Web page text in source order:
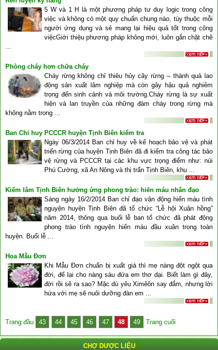
5 W và 1 H là một phương pháp tư duy logic trong công
việc và không có một quy chuẩn chung nào, tùy thuộc mỗi
người ứng dụng và sẻ mang lại hiệu quả tốt trong công
việcGiới thiệu phương pháp không mới, luôn gắn chặt chẽ
Phòng cháy hơn chữa cháy
Cháy rừng không chỉ thiêu hủy cây rừng – thành quả lao
động sản xuất lâm nghiệp mà còn gây hậu quả nghiêm
trọng đến sinh cảnh và môi trường.Cháy rừng là sự xuất
hiện và lan truyền của những đám cháy trong rừng mà
không nằm trong ...
Ban Chỉ huy PCCCR huyện Tịnh Biên kiểm tra
Ngày 06/3/2014 Ban chỉ huy về kế hoạch bảo vệ và phát
triển rừng của huyện Tịnh Biên đã đi kiểm tra công tác bảo
vệ rừng và PCCCR tại các khu vực trọng điểm như: núi
Phú Cường, xã An Nông và thị trấn Tịnh Biên, khu ...
Kiểm lâm Tịnh Biên hưởng ứng phong trào: hiến máu nhân đạo
Sáng ngày 16/2/2014 Ban chỉ đạo vận động hiến máu tình
nguyện huyện Tịnh Biên đã tổ chức “Lễ hội Xuân hồng”
năm 2014, thông qua buổi lễ ban tổ chức đã phát động
phong trào tình nguyện hiến máu đầu xuân trong toàn
huyện. Buổi lễ ...
Hoa Mẫu Đơn
Khi Mẫu Ðơn chuẩn bị xuất giá thì mẹ nàng đột ngột qua
đời, để lại cho nàng sáu đứa em thơ dại. Biết làm gì đây,
đời rồi sẽ ra sao? Mặc dù yêu Ximêôn say đắm, nhưng lời
hứa với mẹ sẽ nuôi dưỡng đàn em ...
Trang đầu 43 44 45 46 47 48 49 Trang cuối
CHỢ DƯỢC LIỆU